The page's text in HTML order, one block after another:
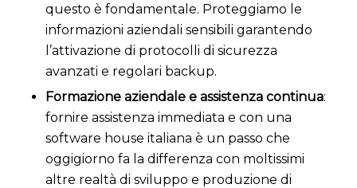
questo è fondamentale. Proteggiamo le
informazioni aziendali sensibili garantendo
l’attivazione di protocolli di sicurezza
avanzati e regolari backup.
Formazione aziendale e assistenza continua:
fornire assistenza immediata e con una
software house italiana è un passo che
oggigiorno fa la differenza con moltissimi
altre realtà di sviluppo e produzione di